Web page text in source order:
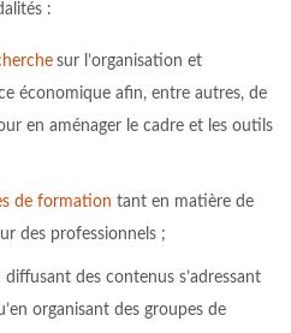
:
sur l’organisation et
économique afin, entre autres, de
en aménager le cadre et les outils
de formation tant en matière de
des professionnels ;
diffusant des contenus s’adressant
organisant des groupes de